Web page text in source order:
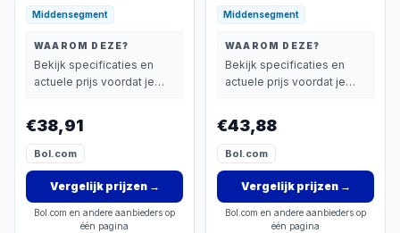
Kneedmassage –
Meerdere Massage
Standen – Zacht en
Comfortabel – Voor
Thuis en Kantoor– U-
vorm Massagekussen
Middensegment
WAAROM DEZE?
Bekijk specificaties en
actuele prijs voordat je
€38,91
Bol.com
Vergelijk prijzen→
Bol.com en andere aanbieders op
één pagina
Zijslapers - Zacht
Massagekussen voor
Thuis, Kantoor en Op
Reis
Middensegment
WAAROM DEZE?
Bekijk specificaties en
actuele prijs voordat je
€43,88
Bol.com
Vergelijk prijzen→
Bol.com en andere aanbieders op
één pagina